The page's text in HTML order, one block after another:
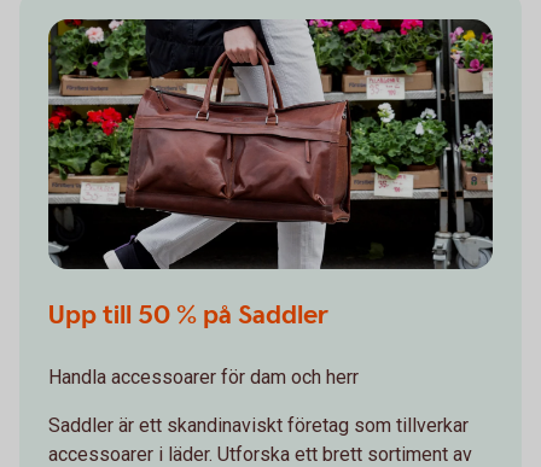
Upp till 50 % på Saddler
Handla accessoarer för dam och herr
Saddler är ett skandinaviskt företag som tillverkar
accessoarer i läder. Utforska ett brett sortiment av